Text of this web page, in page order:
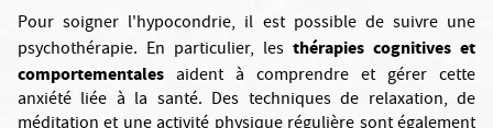
Pour soigner l'hypocondrie, il est possible de suivre une
psychothérapie. En particulier, les thérapies cognitives et
comportementales aident à comprendre et gérer cette
anxiété liée à la santé. Des techniques de relaxation, de